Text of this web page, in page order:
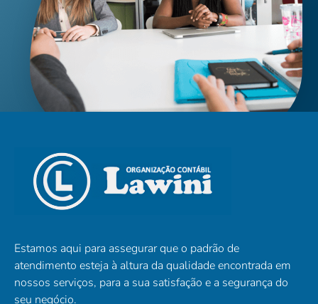
Estamos aqui para assegurar que o padrão de
atendimento esteja à altura da qualidade encontrada em
nossos serviços, para a sua satisfação e a segurança do
seu negócio.